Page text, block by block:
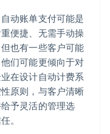
动账单支付可能是
便捷、无需手动操
也有一些客户可能
们可能更倾向于对
在设计自动计费系
原则，与客户清晰
予灵活的管理选
。